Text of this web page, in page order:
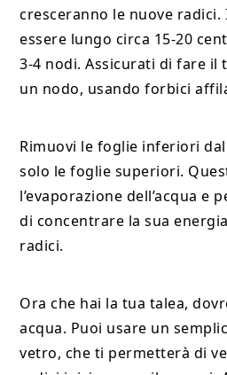
cresceranno le nuove
essere lungo circa 15-20
3-4 nodi. Assicurati di fare il
un nodo, usando forbici
Rimuovi le foglie inferiori
solo le foglie superiori.
l’evaporazione dell’acqua e
di concentrare la sua
radici.
Ora che hai la tua talea,
acqua. Puoi usare un
vetro, che ti permetterà di